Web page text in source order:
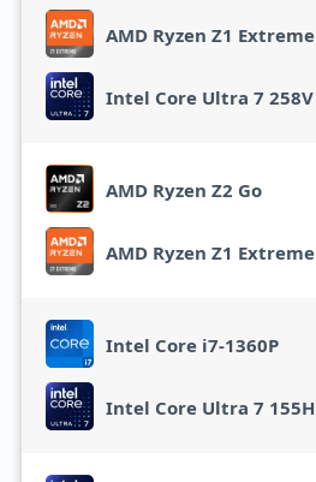
AMD Ryzen Z1 Extreme
Intel Core Ultra 7 258V
AMD Ryzen Z2 Go
AMD Ryzen Z1 Extreme
Intel Core i7-1360P
Intel Core Ultra 7 155H